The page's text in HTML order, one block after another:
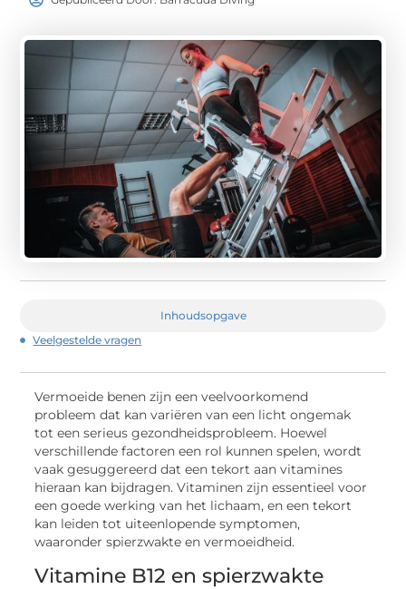
Inhoudsopgave
Veelgestelde vragen
Vermoeide benen zijn een veelvoorkomend
probleem dat kan variëren van een licht ongemak
tot een serieus gezondheidsprobleem. Hoewel
verschillende factoren een rol kunnen spelen, wordt
vaak gesuggereerd dat een tekort aan vitamines
hieraan kan bijdragen. Vitaminen zijn essentieel voor
een goede werking van het lichaam, en een tekort
kan leiden tot uiteenlopende symptomen,
waaronder spierzwakte en vermoeidheid.
Vitamine B12 en spierzwakte